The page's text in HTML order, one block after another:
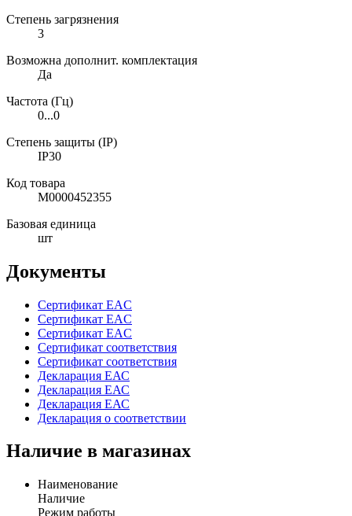
Степень загрязнения
3
Возможна дополнит. комплектация
Да
Частота (Гц)
0...0
Степень защиты (IP)
IP30
Код товара
М0000452355
Базовая единица
шт
Документы
Сертификат EAC
Сертификат EAC
Сертификат EAC
Сертификат соответствия
Сертификат соответствия
Декларация ЕАС
Декларация ЕАС
Декларация ЕАС
Декларация о соответствии
Наличие в магазинах
Наименование
Наличие
Режим работы